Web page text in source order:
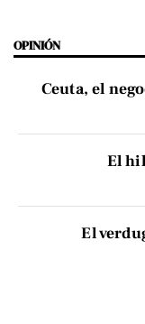
OPINIÓN
Ceuta, el
El
El